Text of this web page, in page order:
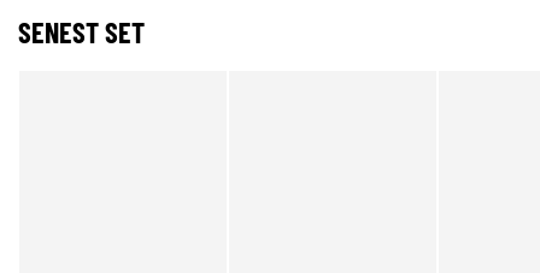
SENEST SET